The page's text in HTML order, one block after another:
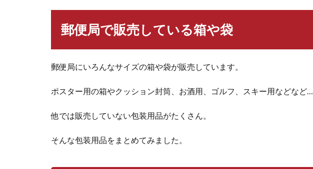
郵便局で販売している箱や袋
郵便局にいろんなサイズの箱や袋が販売しています。
ポスター用の箱やクッション封筒、お酒用、ゴルフ、スキー用などなど…
他では販売していない包装用品がたくさん。
そんな包装用品をまとめてみました。